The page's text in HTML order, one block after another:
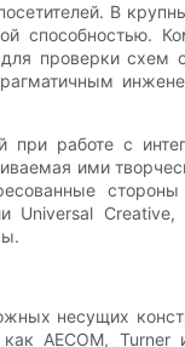
В
проверки схем
работе с
ими
несущих
AECOM,